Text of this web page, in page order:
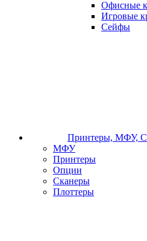
Офисные
Игровые
Сейфы
Принтеры, МФУ,
МФУ
Принтеры
Опции
Сканеры
Плоттеры